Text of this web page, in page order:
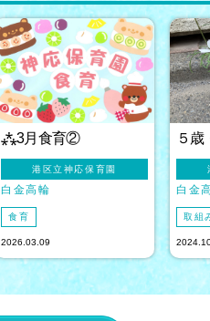
⁂3月食育②
港区立神応保育園
白金高輪
食育
2026.03.09
５歳
白金
取組